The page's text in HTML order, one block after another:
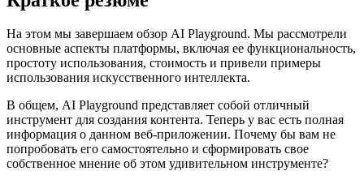
На этом мы завершаем обзор AI Playground. Мы рассмотрели
основные аспекты платформы, включая ее функциональность,
простоту использования, стоимость и привели примеры
использования искусственного интеллекта.
В общем, AI Playground представляет собой отличный
инструмент для создания контента. Теперь у вас есть полная
информация о данном веб-приложении. Почему бы вам не
попробовать его самостоятельно и сформировать свое
собственное мнение об этом удивительном инструменте?